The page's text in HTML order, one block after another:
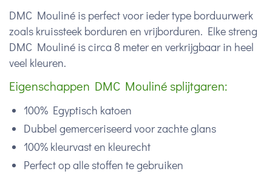
DMC Mouliné is perfect voor ieder type borduurwerk
zoals kruissteek borduren en vrijborduren. Elke streng
DMC Mouliné is circa 8 meter en verkrijgbaar in heel
veel kleuren.
Eigenschappen DMC Mouliné splijtgaren:
100% Egyptisch katoen
Dubbel gemerceriseerd voor zachte glans
100% kleurvast en kleurecht
Perfect op alle stoffen te gebruiken